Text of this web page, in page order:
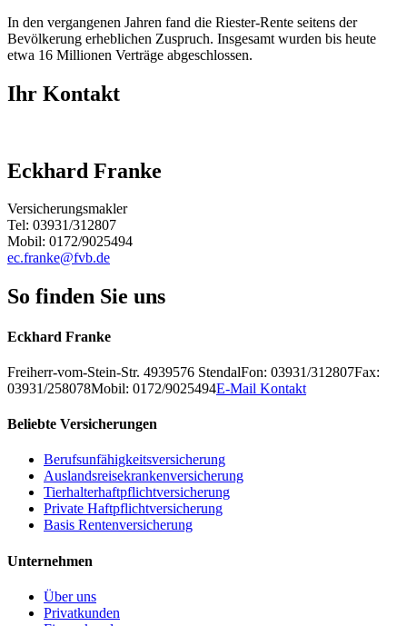
In den vergangenen Jahren fand die Riester-Rente seitens der
Bevölkerung erheblichen Zuspruch. Insgesamt wurden bis heute
etwa 16 Millionen Verträge abgeschlossen.
Ihr Kontakt
Eckhard Franke
Versicherungsmakler
Tel: 03931/312807
Mobil: 0172/9025494
ec.franke@fvb.de
So finden Sie uns
Eckhard Franke
Freiherr-vom-Stein-Str. 4939576 StendalFon: 03931/312807Fax:
03931/258078Mobil: 0172/9025494E-Mail Kontakt
Beliebte Versicherungen
Berufsunfähigkeitsversicherung
Auslandsreisekrankenversicherung
Tierhalterhaftpflichtversicherung
Private Haftpflichtversicherung
Basis Rentenversicherung
Unternehmen
Über uns
Privatkunden